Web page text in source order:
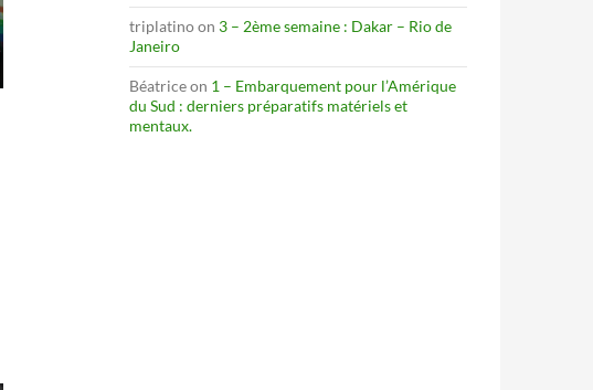
triplatinoon 3 – 2ème semaine : Dakar – Rio de
Janeiro
Béatriceon 1 – Embarquement pour l’Amérique
du Sud : derniers préparatifs matériels et
mentaux.